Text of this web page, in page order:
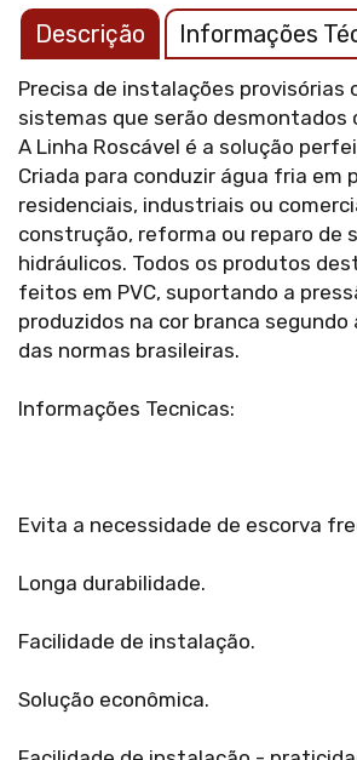
Descrição Informações
Precisa de instalações provisórias
sistemas que serão desmontados
A Linha Roscável é a solução
Criada para conduzir água fria em
residenciais, industriais ou
construção, reforma ou reparo de
hidráulicos. Todos os produtos
feitos em PVC, suportando a
produzidos na cor branca
das normas brasileiras.
Informações Tecnicas:
Evita a necessidade de escorva
Longa durabilidade.
Facilidade de instalação.
Solução econômica.